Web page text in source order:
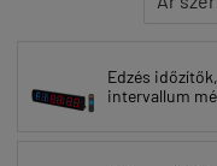
Edzés időzítők,
intervallum